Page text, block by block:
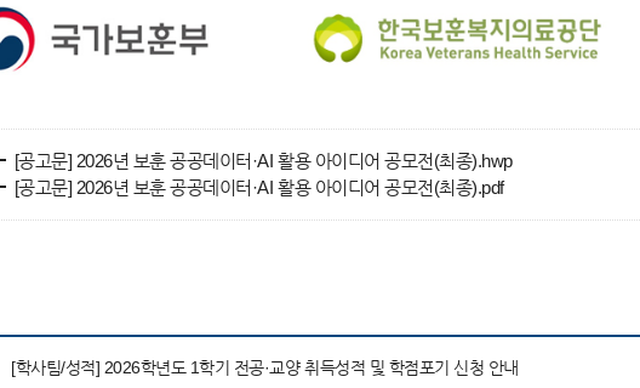
[공고문] 2026년 보훈 공공데이터·AI 활용 아이디어 공모전(최종).hwp
[공고문] 2026년 보훈 공공데이터·AI 활용 아이디어 공모전(최종).pdf
[학사팀/성적] 2026학년도 1학기 전공·교양 취득성적 및 학점포기 신청 안내